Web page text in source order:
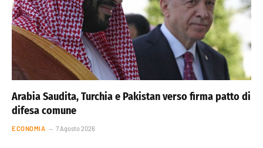
Arabia Saudita, Turchia e Pakistan verso firma patto di
difesa comune
ECONOMIA 7 Agosto 2026